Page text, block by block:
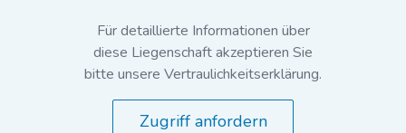
Für detaillierte Informationen über
diese Liegenschaft akzeptieren Sie
bitte unsere Vertraulichkeitserklärung.
Zugriff anfordern